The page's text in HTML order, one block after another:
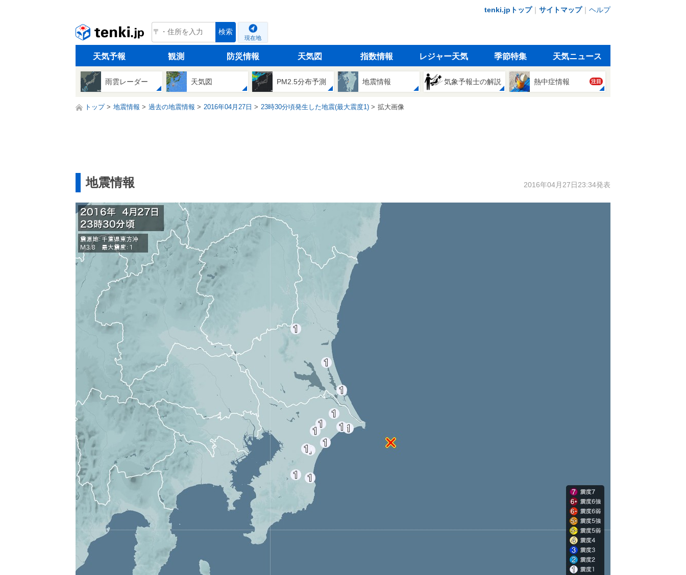
tenki.jpトップ｜ サイトマップ｜ ヘルプ
tenki.jp 検索
現在地
天気予報 観測 防災情報 天気図 指数情報 レジャー天気 季節特集 天気ニュース
雨雲レーダー 天気図 PM2.5分布予測 地震情報 気象予報士の解説 熱中症情報 注目
トップ 地震情報 過去の地震情報 2016年04月27日 23時30分頃発生した地震(最大震度1) 拡大画像
地震情報 2016年04月27日23:34発表